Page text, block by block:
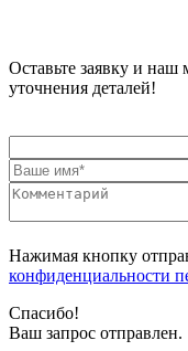
Оставьте заявку и наш
уточнения деталей!
Нажимая кнопку
конфиденциальности
Спасибо!
Ваш запрос отправлен.